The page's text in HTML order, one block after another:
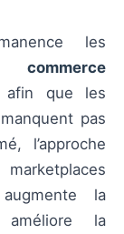
les
commerce
afin que les
pas
l’approche
la
la